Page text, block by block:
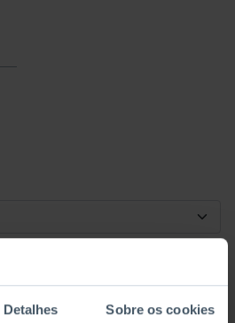
Detalhes Sobre os cookies